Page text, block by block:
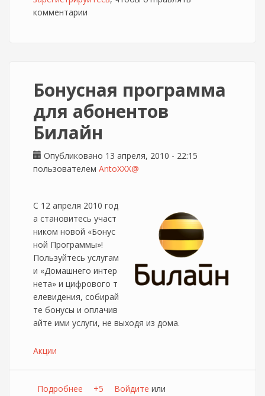
комментарии
Бонусная программа
для абонентов
Билайн
Опубликовано 13 апреля, 2010 - 22:15
пользователем AntoXXX@
С 12 апреля 2010 год
а становитесь участ
ником новой «Бонус
ной Программы»!
Пользуйтесь услугам
и «Домашнего интер
нета» и цифрового т
елевидения, собирай
те бонусы и оплачив
айте ими услуги, не выходя из дома.
Акции
Подробнее о Бонусная программа для абонентов
+5 Войдите или